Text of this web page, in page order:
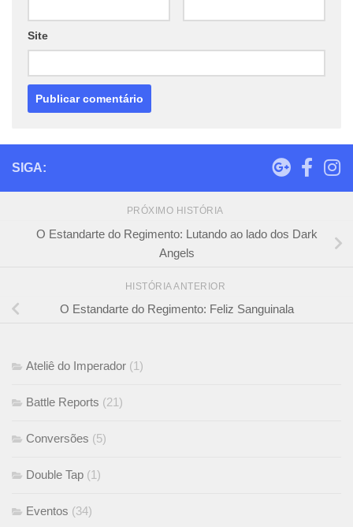
Site
SIGA:
PRÓXIMO HISTÓRIA
O Estandarte do Regimento: Lutando ao lado dos Dark
Angels
HISTÓRIA ANTERIOR
O Estandarte do Regimento: Feliz Sanguinala
Ateliê do Imperador (1)
Battle Reports (21)
Conversões (5)
Double Tap (1)
Eventos (34)